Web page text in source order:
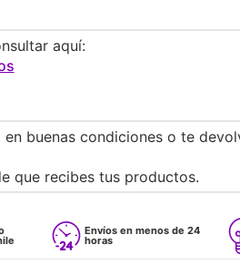
aquí:
buenas condiciones o te
que recibes tus productos.
Envíos en menos de 24
horas